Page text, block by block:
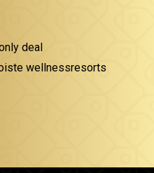
deal
wellnessresorts